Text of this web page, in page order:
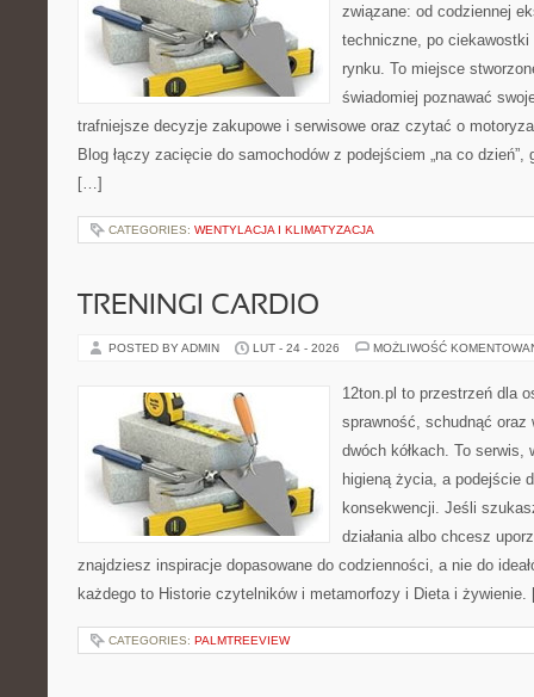
związane: od codziennej
techniczne, po
rynku. To miejsce
świadomiej poznawać
trafniejsze decyzje zakupowe i serwisowe oraz czytać o
Blog łączy zacięcie do samochodów z podejściem „na co
[…]
CATEGORIES: WENTYLACJA I KLIMATYZACJA
TRENINGI CARDIO
POSTED BY ADMIN LUT - 24 - 2026 MOŻLIWOŚĆ
12ton.pl to przestrzeń dla
sprawność, schudnąć oraz
dwóch kółkach. To
higieną życia, a podejście
konsekwencji. Jeśli
działania albo chcesz
znajdziesz inspiracje dopasowane do codzienności, a nie do
każdego to Historie czytelników i metamorfozy i Dieta i
CATEGORIES: PALMTREEVIEW